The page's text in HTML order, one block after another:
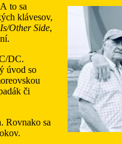
to sa
klávesov,
Other Side,
DC.
úvod so
či
Rovnako sa